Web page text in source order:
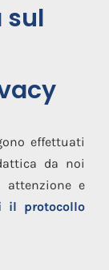
sul
effettuati
da noi
attenzione e
il protocollo